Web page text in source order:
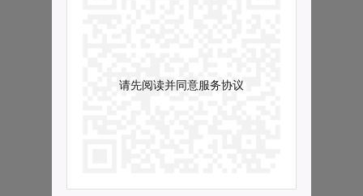
请先阅读并同意服务协议